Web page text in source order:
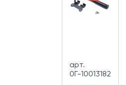
арт.
0Г-10013182